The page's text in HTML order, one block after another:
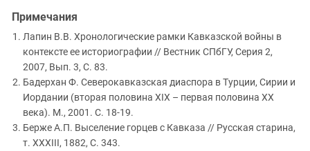
Примечания
Лапин В.В. Хронологические рамки Кавказской войны в
контексте ее историографии // Вестник СПбГУ, Серия 2,
2007, Вып. 3, С. 83.
Бадерхан Ф. Северокавказская диаспора в Турции, Сирии и
Иордании (вторая половина XIX – первая половина XX
века). М., 2001. C. 18-19.
Берже А.П. Выселение горцев с Кавказа // Русская старина,
т. XXXIII, 1882, С. 343.